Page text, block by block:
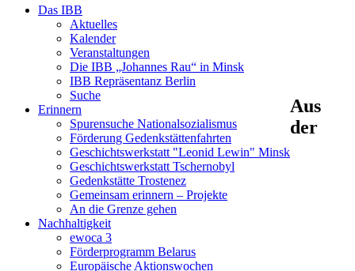
Das IBB
Aktuelles
Kalender
Veranstaltungen
Die IBB „Johannes Rau“ in Minsk
IBB Repräsentanz Berlin
Suche
Erinnern
Spurensuche Nationalsozialismus
Förderung Gedenkstättenfahrten
Geschichtswerkstatt "Leonid Lewin" Minsk
Geschichtswerkstatt Tschernobyl
Gedenkstätte Trostenez
Gemeinsam erinnern – Projekte
An die Grenze gehen
Nachhaltigkeit
ewoca 3
Förderprogramm Belarus
Europäische Aktionswochen
Aus
der